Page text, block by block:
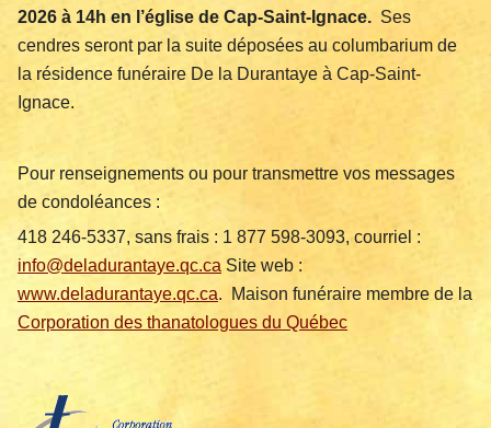
2026 à 14h en l’église de Cap-Saint-Ignace. Ses
cendres seront par la suite déposées au columbarium de
la résidence funéraire De la Durantaye à Cap-Saint-
Ignace.
Pour renseignements ou pour transmettre vos messages
de condoléances :
418 246-5337, sans frais : 1 877 598-3093, courriel :
info@deladurantaye.qc.ca Site web :
www.deladurantaye.qc.ca. Maison funéraire membre de la
Corporation des thanatologues du Québec